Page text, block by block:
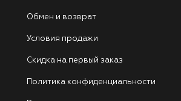
Обмен и возврат
Условия продажи
Скидка на первый заказ
Политика конфиденциальности